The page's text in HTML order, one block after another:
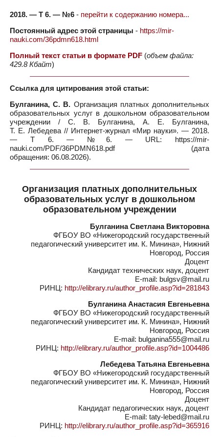
2018. — Т 6. — №6 - перейти к содержанию номера...
Постоянный адрес этой страницы - https://mir-
nauki.com/36pdmn618.html
Полный текст статьи в формате PDF (объем файла:
429.8 Кбайт)
Ссылка для цитирования этой статьи:
Булганина, С. В. Организация платных дополнительных
образовательных услуг в дошкольном образовательном
учреждении / С. В. Булганина, А. Е. Булганина,
Т. Е. Лебедева // Интернет-журнал «Мир науки». — 2018.
— Т 6. — №6. — URL: https://mir-
nauki.com/PDF/36PDMN618.pdf (дата
обращения: 06.08.2026).
Организация платных дополнительных
образовательных услуг в дошкольном
образовательном учреждении
Булганина Светлана Викторовна
ФГБОУ ВО «Нижегородский государственный
педагогический университет им. К. Минина», Нижний
Новгород, Россия
Доцент
Кандидат технических наук, доцент
E-mail: bulgsv@mail.ru
РИНЦ: http://elibrary.ru/author_profile.asp?id=281843
Булганина Анастасия Евгеньевна
ФГБОУ ВО «Нижегородский государственный
педагогический университет им. К. Минина», Нижний
Новгород, Россия
E-mail: bulganina555@mail.ru
РИНЦ: http://elibrary.ru/author_profile.asp?id=1004486
Лебедева Татьяна Евгеньевна
ФГБОУ ВО «Нижегородский государственный
педагогический университет им. К. Минина», Нижний
Новгород, Россия
Доцент
Кандидат педагогических наук, доцент
E-mail: taty-lebed@mail.ru
РИНЦ: http://elibrary.ru/author_profile.asp?id=365916